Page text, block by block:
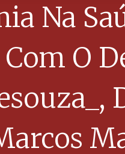
Na
O